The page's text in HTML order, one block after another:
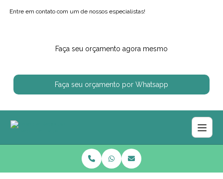
Entre em contato com um de nossos especialistas!
Faça seu orçamento agora mesmo
Faça seu orçamento por Whatsapp